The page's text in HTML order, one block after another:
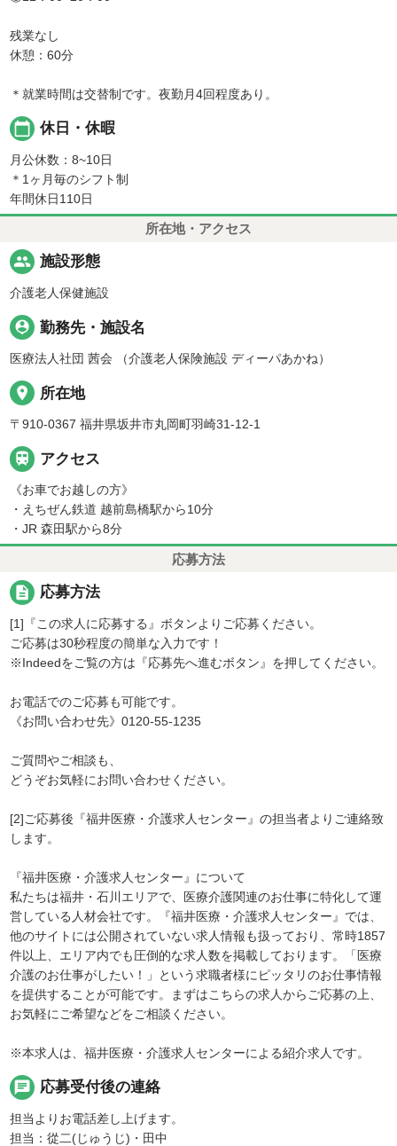
残業なし
休憩：60分
＊就業時間は交替制です。夜勤月4回程度あり。
calendar_today 休日・休暇
月公休数：8~10日
＊1ヶ月毎のシフト制
年間休日110日
所在地・アクセス
people 施設形態
介護老人保健施設
person_pin 勤務先・施設名
医療法人社団 茜会 （介護老人保険施設 ディーパあかね）
place 所在地
〒910-0367 福井県坂井市丸岡町羽崎31-12-1
 アクセス
《お車でお越しの方》
・えちぜん鉄道 越前島橋駅から10分
・JR 森田駅から8分
応募方法
description 応募方法
[1]『この求人に応募する』ボタンよりご応募ください。
ご応募は30秒程度の簡単な入力です！
※Indeedをご覧の方は『応募先へ進むボタン』を押してください。
お電話でのご応募も可能です。
《お問い合わせ先》0120-55-1235
ご質問やご相談も、
どうぞお気軽にお問い合わせください。
[2]ご応募後『福井医療・介護求人センター』の担当者よりご連絡致
します。
『福井医療・介護求人センター』について
私たちは福井・石川エリアで、医療介護関連のお仕事に特化して運
営している人材会社です。『福井医療・介護求人センター』では、
他のサイトには公開されていない求人情報も扱っており、常時1857
件以上、エリア内でも圧倒的な求人数を掲載しております。「医療
介護のお仕事がしたい！」という求職者様にピッタリのお仕事情報
を提供することが可能です。まずはこちらの求人からご応募の上、
お気軽にご希望などをご相談ください。
※本求人は、福井医療・介護求人センターによる紹介求人です。
chat 応募受付後の連絡
担当よりお電話差し上げます。
担当：從二(じゅうじ)・田中